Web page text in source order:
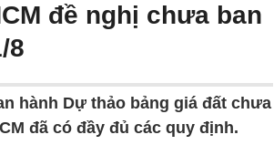
đề nghị chưa ban
8
hành Dự thảo bảng giá đất chưa
đã có đầy đủ các quy định.